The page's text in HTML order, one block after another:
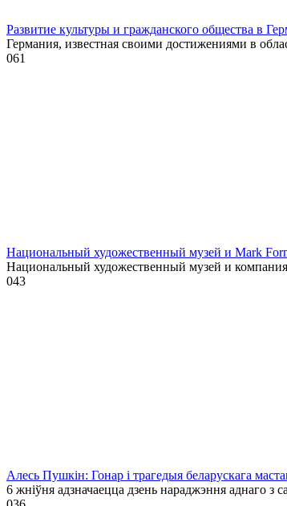
Развитие культуры и гражданского общества в
Германия, известная своими достижениями в
061
Национальный художественный музей и Mark
Национальный художественный музей и
043
Алесь Пушкін: Гонар і трагедыя беларускага
6 жніўня адзначаецца дзень нараджэння аднаго з